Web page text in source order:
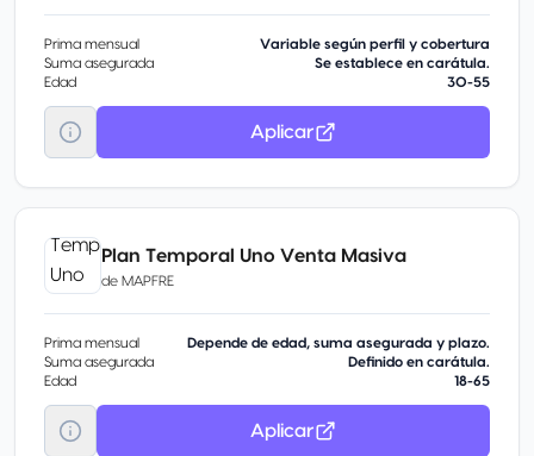
Prima mensual
Variable según perfil y cobertura
Suma asegurada
Se establece en carátula.
Edad
30-55
Aplicar
Plan Temporal Uno Venta Masiva
de MAPFRE
Prima mensual
Depende de edad, suma asegurada y plazo.
Suma asegurada
Definido en carátula.
Edad
18-65
Aplicar